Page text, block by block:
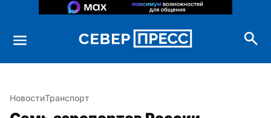
НовостиТранспорт